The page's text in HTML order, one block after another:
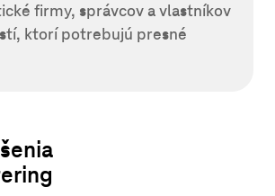
firmy, správcov a vlastníkov
ktorí potrebujú presné